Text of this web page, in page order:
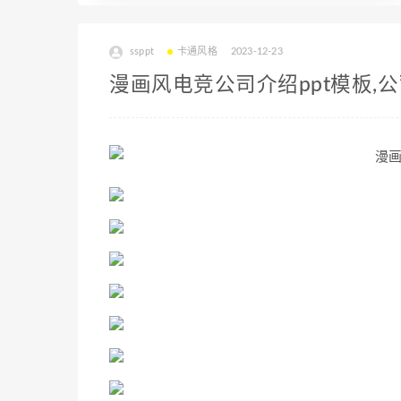
ssppt 卡通风格 2023-12-23
漫画风电竞公司介绍ppt模板,